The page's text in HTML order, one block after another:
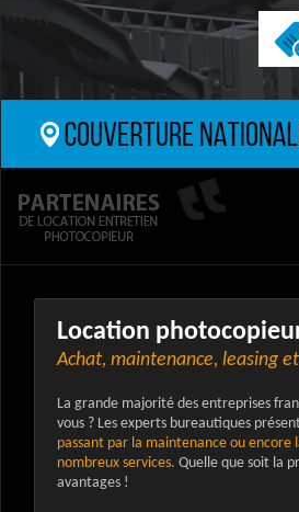
Location
Achat, maintenance, leasing
La grande majorité des entreprises
vous ? Les experts bureautiques
passant par la maintenance ou encore
nombreux services. Quelle que soit la
avantages !